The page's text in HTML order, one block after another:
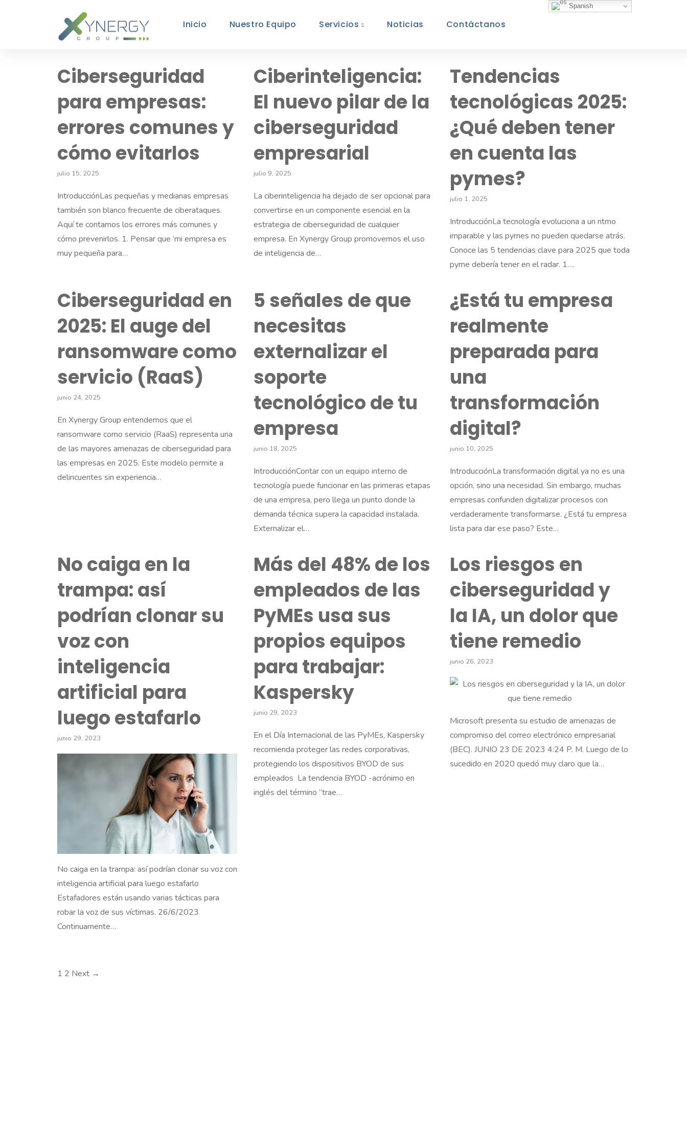
Inicio Nuestro Equipo Servicios Noticias Contáctanos
Ciberseguridad
para empresas:
errores comunes y
cómo evitarlos
julio 15, 2025
IntroducciónLas pequeñas y medianas empresas
también son blanco frecuente de ciberataques.
Aquí te contamos los errores más comunes y
cómo prevenirlos. 1. Pensar que ‘mi empresa es
muy pequeña para…
Ciberinteligencia:
El nuevo pilar de la
ciberseguridad
empresarial
julio 9, 2025
La ciberinteligencia ha dejado de ser opcional para
convertirse en un componente esencial en la
estrategia de ciberseguridad de cualquier
empresa. En Xynergy Group promovemos el uso
de inteligencia de…
Tendencias
tecnológicas 2025:
¿Qué deben tener
en cuenta las
pymes?
julio 1, 2025
IntroducciónLa tecnología evoluciona a un ritmo
imparable y las pymes no pueden quedarse atrás.
Conoce las 5 tendencias clave para 2025 que toda
pyme debería tener en el radar. 1….
Ciberseguridad en
2025: El auge del
ransomware como
servicio (RaaS)
junio 24, 2025
En Xynergy Group entendemos que el
ransomware como servicio (RaaS) representa una
de las mayores amenazas de ciberseguridad para
las empresas en 2025. Este modelo permite a
delincuentes sin experiencia…
5 señales de que
necesitas
externalizar el
soporte
tecnológico de tu
empresa
junio 18, 2025
IntroducciónContar con un equipo interno de
tecnología puede funcionar en las primeras etapas
de una empresa, pero llega un punto donde la
demanda técnica supera la capacidad instalada.
Externalizar el…
¿Está tu empresa
realmente
preparada para
una
transformación
digital?
junio 10, 2025
IntroducciónLa transformación digital ya no es una
opción, sino una necesidad. Sin embargo, muchas
empresas confunden digitalizar procesos con
verdaderamente transformarse. ¿Está tu empresa
lista para dar ese paso? Este…
No caiga en la
trampa: así
podrían clonar su
voz con
inteligencia
artificial para
luego estafarlo
junio 29, 2023
No caiga en la trampa: así podrían clonar su voz con
inteligencia artificial para luego estafarlo
Estafadores están usando varias tácticas para
robar la voz de sus víctimas. 26/6/2023
Continuamente…
Más del 48% de los
empleados de las
PyMEs usa sus
propios equipos
para trabajar:
Kaspersky
junio 29, 2023
En el Día Internacional de las PyMEs, Kaspersky
recomienda proteger las redes corporativas,
protegiendo los dispositivos BYOD de sus
empleados La tendencia BYOD -acrónimo en
inglés del término “trae…
Los riesgos en
ciberseguridad y
la IA, un dolor que
tiene remedio
junio 26, 2023
Microsoft presenta su estudio de amenazas de
compromiso del correo electrónico empresarial
(BEC). JUNIO 23 DE 2023 4:24 P. M. Luego de lo
sucedido en 2020 quedó muy claro que la…
1 2 Next →
Spanish